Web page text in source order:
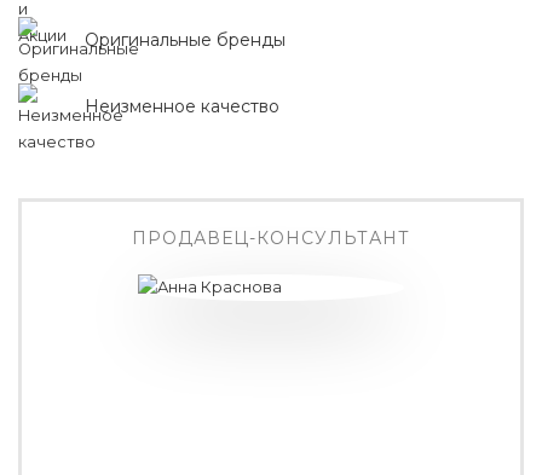
Оригинальные бренды
Неизменное качество
ПРОДАВЕЦ-КОНСУЛЬТАНТ